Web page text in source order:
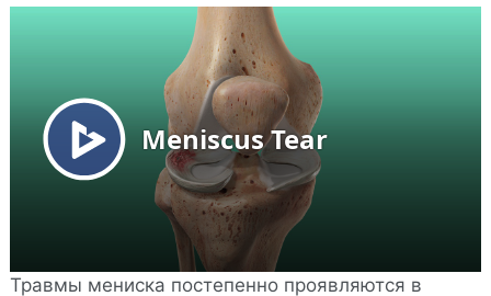
Травмы мениска постепенно проявляются в